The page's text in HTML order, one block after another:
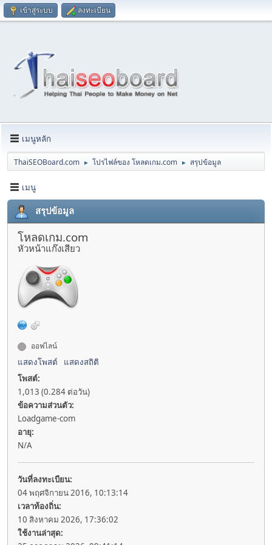
เข้าสู่ระบบ ลงทะเบียน
เมนูหลัก
ThaiSEOBoard.com ► โปรไฟล์ของ โหลดเกม.com ► สรุปข้อมูล
เมนู
สรุปข้อมูล
โหลดเกม.com
หัวหน้าแก๊งเสียว
ออฟไลน์
แสดงโพสต์
แสดงสถิติ
โพสต์:
1,013 (0.284 ต่อวัน)
ข้อความส่วนตัว:
Loadgame-com
อายุ:
N/A
วันที่ลงทะเบียน:
04 พฤศจิกายน 2016, 10:13:14
เวลาท้องถิ่น:
10 สิงหาคม 2026, 17:36:02
ใช้งานล่าสุด: